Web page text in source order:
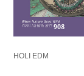
HOLI EDM